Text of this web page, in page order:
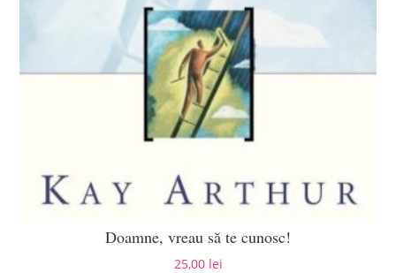
Doamne, vreau să te cunosc!
25,00 lei